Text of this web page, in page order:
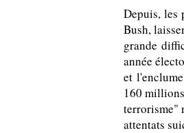
Depuis, les
Bush,
grande
année
et
160
terrorisme"
attentats